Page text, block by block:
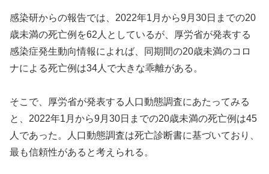
感染研からの報告では、2022年1月から9月30日までの20
歳未満の死亡例を62人としているが、厚労省が発表する
感染症発生動向情報によれば、同期間の20歳未満のコロ
ナによる死亡例は34人で大きな乖離がある。
そこで、厚労省が発表する人口動態調査にあたってみる
と、2022年1月から9月30日までの20歳未満の死亡例は45
人であった。人口動態調査は死亡診断書に基づいており、
最も信頼性があると考えられる。